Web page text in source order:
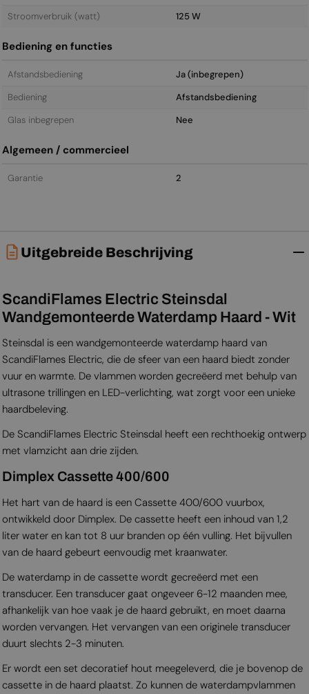
Stroomverbruik (watt)
125 W
Bediening en functies
Afstandsbediening
Ja (inbegrepen)
Bediening
Afstandsbediening
Glas inbegrepen
Nee
Algemeen / commercieel
Garantie 2
Uitgebreide Beschrijving
ScandiFlames Electric Steinsdal
Wandgemonteerde Waterdamp Haard - Wit
Steinsdal is een wandgemonteerde waterdamp haard van
ScandiFlames Electric, die de sfeer van een haard biedt zonder
vuur en warmte. De vlammen worden gecreëerd met behulp van
ultrasone trillingen en LED-verlichting, wat zorgt voor een unieke
haardbeleving.
De ScandiFlames Electric Steinsdal heeft een rechthoekig ontwerp
met vlamzicht aan drie zijden.
Dimplex Cassette 400/600
Het hart van de haard is een Cassette 400/600 vuurbox,
ontwikkeld door Dimplex. De cassette heeft een inhoud van 1,2
liter water en kan tot 8 uur branden op één vulling. Het bijvullen
van de haard gebeurt eenvoudig met kraanwater.
De waterdamp in de cassette wordt gecreëerd met een
transducer. Een transducer gaat ongeveer 6-12 maanden mee,
afhankelijk van hoe vaak je de haard gebruikt, en moet daarna
worden vervangen. Het vervangen van een originele transducer
duurt slechts 2-3 minuten.
Er wordt een set decoratief hout meegeleverd, die je bovenop de
cassette in de haard plaatst. Zo kunnen de waterdampvlammen